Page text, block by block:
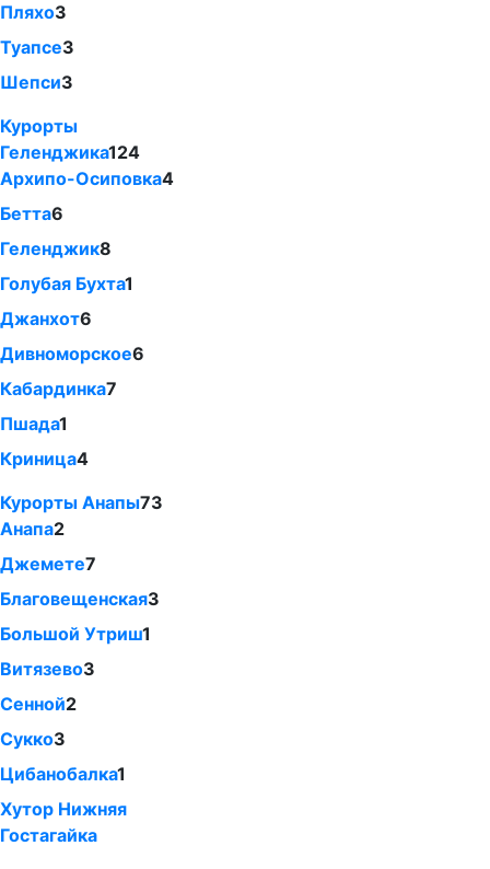
Пляхо3
Туапсе3
Шепси3
Курорты
Геленджика124
Архипо-Осиповка4
Бетта6
Геленджик8
Голубая Бухта1
Джанхот6
Дивноморское6
Кабардинка7
Пшада1
Криница4
Курорты Анапы73
Анапа2
Джемете7
Благовещенская3
Большой Утриш1
Витязево3
Сенной2
Сукко3
Цибанобалка1
Хутор Нижняя
Гостагайка